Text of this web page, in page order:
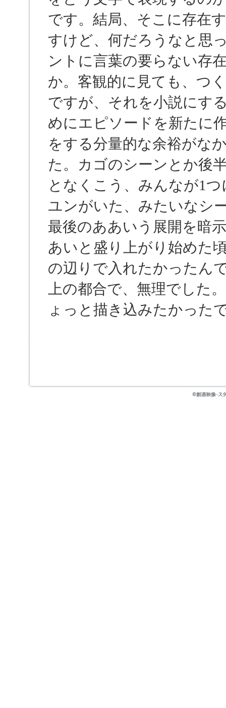
です。結局、そこに存在
すけど、何だろうなと思
ントに言葉の要らない存
か。客観的に見ても、つ
ですが、それを小説にす
めにエピソードを新たに
をする分量的な余裕がな
た。カゴのシーンとか後
となくこう、みんなが1
ユンがいた、みたいなシ
最後のああいう展開を暗
あいと盛り上がり始めた
の辺りで入れたかったん
上の都合で、無理でした
ょっと描き込みたかった